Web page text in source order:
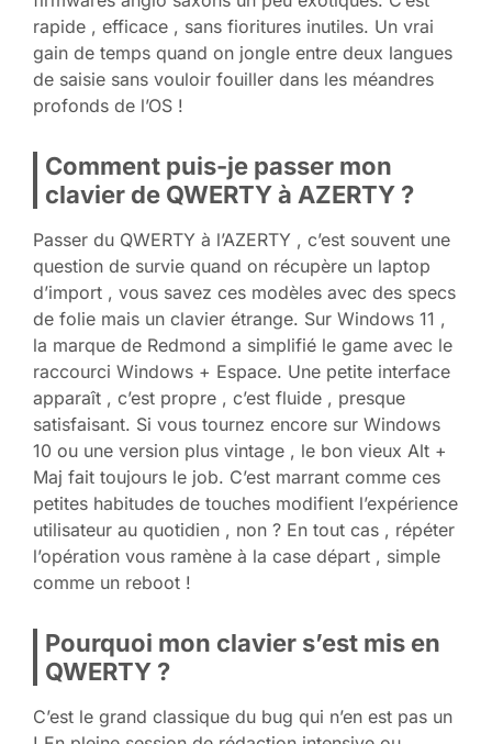
rapide , efficace , sans fioritures inutiles. Un vrai
gain de temps quand on jongle entre deux langues
de saisie sans vouloir fouiller dans les méandres
profonds de l’OS !
Comment puis-je passer mon
clavier de QWERTY à AZERTY ?
Passer du QWERTY à l’AZERTY , c’est souvent une
question de survie quand on récupère un laptop
d’import , vous savez ces modèles avec des specs
de folie mais un clavier étrange. Sur Windows 11 ,
la marque de Redmond a simplifié le game avec le
raccourci Windows + Espace. Une petite interface
apparaît , c’est propre , c’est fluide , presque
satisfaisant. Si vous tournez encore sur Windows
10 ou une version plus vintage , le bon vieux Alt +
Maj fait toujours le job. C’est marrant comme ces
petites habitudes de touches modifient l’expérience
utilisateur au quotidien , non ? En tout cas , répéter
l’opération vous ramène à la case départ , simple
comme un reboot !
Pourquoi mon clavier s’est mis en
QWERTY ?
C’est le grand classique du bug qui n’en est pas un